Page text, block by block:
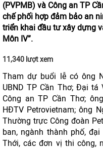
(PVPMB) và Công an TP
chế phối hợp đảm bảo an
triển khai đầu tư xây dựng
Môn IV”.
11,340 lượt xem
Tham dự buổi lễ có ông
UBND TP Cần Thơ; Đại
Công an TP Cần Thơ;
HĐTV Petrovietnam; ông
Thường trực Công đoàn
ban, ngành thành phố,
Thới, các đơn vị thi công,